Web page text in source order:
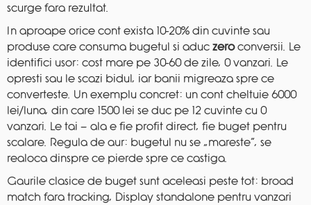
scurge fara rezultat.
In aproape orice cont exista 10-20% din cuvinte sau
produse care consuma bugetul si aduc zeroconversii. Le
identifici usor: cost mare pe 30-60 de zile, 0 vanzari. Le
opresti sau le scazi bidul, iar banii migreaza spre ce
converteste. Un exemplu concret: un cont cheltuie 6000
lei/luna, din care 1500 lei se duc pe 12 cuvinte cu 0
vanzari. Le tai — ala e fie profit direct, fie buget pentru
scalare. Regula de aur: bugetul nu se „mareste”, se
realoca dinspre ce pierde spre ce castiga.
Gaurile clasice de buget sunt aceleasi peste tot: broad
match fara tracking, Display standalone pentru vanzari